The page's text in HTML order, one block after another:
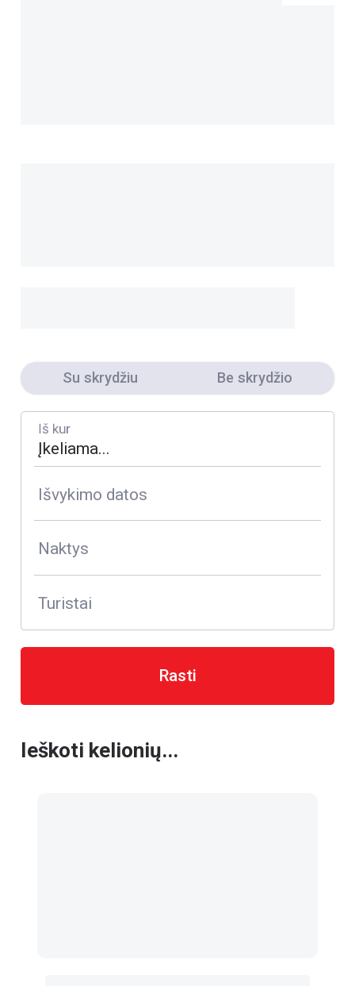
Su skrydžiu Be skrydžio
Iš kur
Išvykimo datos
Naktys
Turistai
Rasti
Ieškoti kelionių...